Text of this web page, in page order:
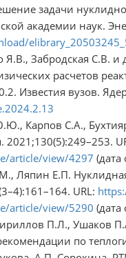
задачи
академии наук.
Я.В., Забродская С.В.
расчетов
Известия вузов.
Карпов С.А.,
2021;130(5):249–253.
article/view/4297
Ляпин Е.П.
URL:
article/view/5290
П.Л., Ушаков
по